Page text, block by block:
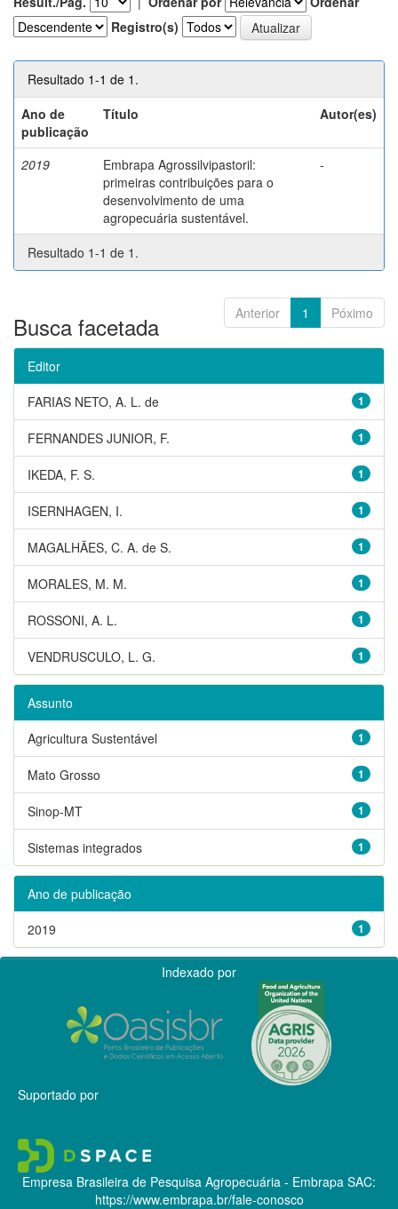
Registro(s)
Resultado 1-1 de 1.
Ano de
publicação
Título Autor(es)
2019
Embrapa Agrossilvipastoril:
primeiras contribuições para o
desenvolvimento de uma
agropecuária sustentável.
-
Resultado 1-1 de 1.
Anterior 1 Póximo
Busca facetada
Editor
1
FARIAS NETO, A. L. de
1
FERNANDES JUNIOR, F.
1
IKEDA, F. S.
1
ISERNHAGEN, I.
1
MAGALHÃES, C. A. de S.
1
MORALES, M. M.
1
ROSSONI, A. L.
1
VENDRUSCULO, L. G.
Assunto
1
Agricultura Sustentável
1
Mato Grosso
1
Sinop-MT
1
Sistemas integrados
Ano de publicação
1
2019
Indexado por
Suportado por
Empresa Brasileira de Pesquisa Agropecuária - Embrapa SAC:
https://www.embrapa.br/fale-conosco